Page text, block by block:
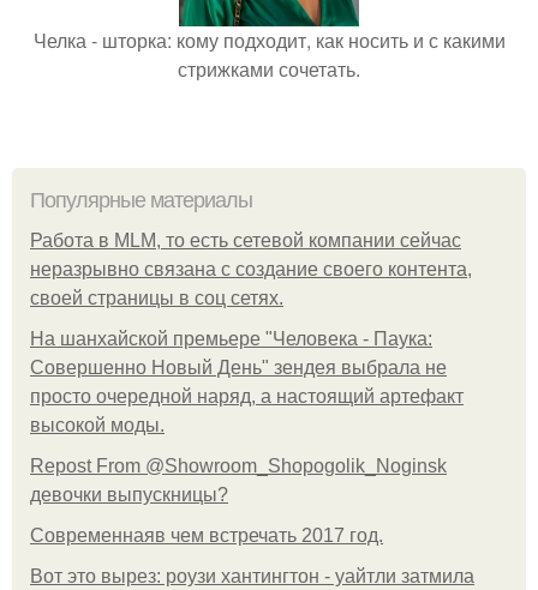
Челка - шторка: кому подходит, как носить и с какими
стрижками сочетать.
Популярные материалы
Работа в MLM, то есть сетевой компании сейчас
неразрывно связана с создание своего контента,
своей страницы в соц сетях.
На шанхайской премьере "Человека - Паука:
Совершенно Новый День" зендея выбрала не
просто очередной наряд, а настоящий артефакт
высокой моды.
Repost From @Showroom_Shopogolik_Noginsk
девочки выпускницы?
Современнаяв чем встречать 2017 год.
Вот это вырез: роузи хантингтон - уайтли затмила